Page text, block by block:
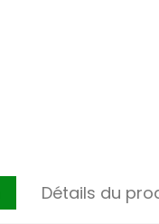
Détails du